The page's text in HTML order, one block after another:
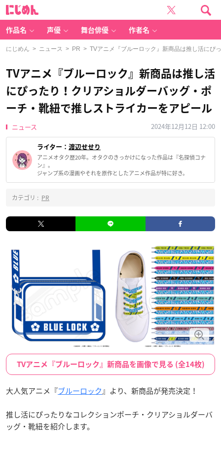
作品名 声優 舞台俳優 作者名
にじめん > ニュース > PR > TVアニメ『ブルーロック』新商品は推し活にぴ
TVアニメ『ブルーロック』新商品は推し活
にぴったり！クリアショルダーバッグ・ポ
ーチ・靴紐で推しストライカーをアピール
ニュース 2024年12月12日 12:00
ライター： 渡辺せせり
アニメオタク歴20年。オタクのきっかけになった作品は『名探偵コナ
ン』。
ジャンプ系の漫画やそれを原作としたアニメ作品が特に好き。
カテゴリ : PR
TVアニメ『ブルーロック』新商品を画像で見る (全14枚)
大人気アニメ『ブルーロック』より、新商品が発売決定！
推し活にぴったりなコレクションポーチ・クリアショルダーバ
ッグ・靴紐を紹介します。